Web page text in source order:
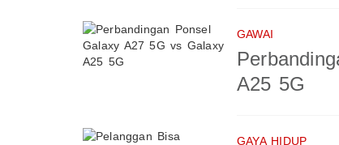
GAWAI
A25 5G
GAYA HIDUP